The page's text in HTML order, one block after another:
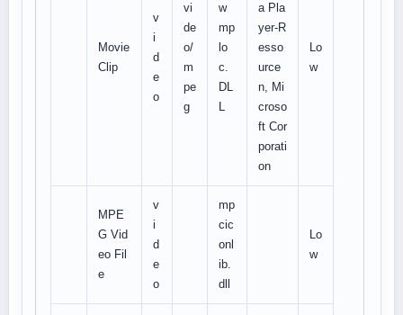
Movie
Clip
v
i
d
e
o
vi
de
o/
m
pe
g
w
mp
lo
c.
DL
L
a Pla
yer-R
esso
urce
n, Mi
croso
ft Cor
porati
on
Lo
w
MPE
G Vid
eo Fil
e
v
i
d
e
o
mp
cic
onl
ib.
dll
Lo
w